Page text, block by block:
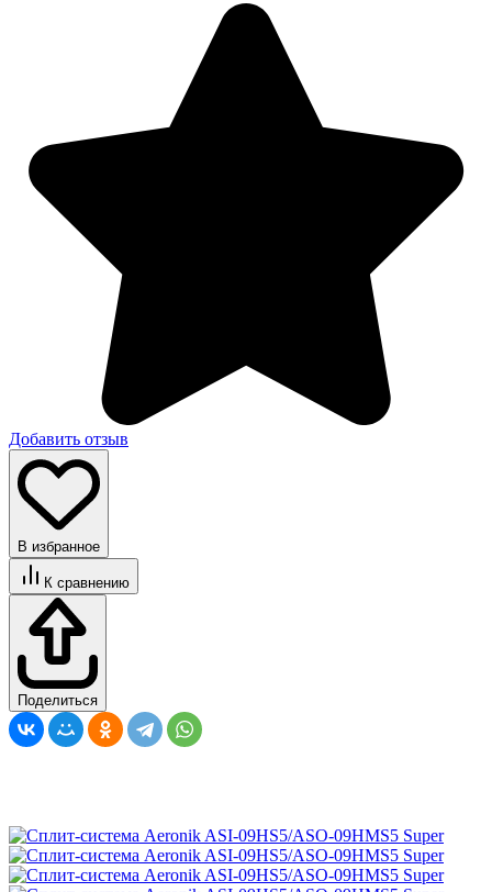
Добавить отзыв
В избранное
К сравнению
Поделиться